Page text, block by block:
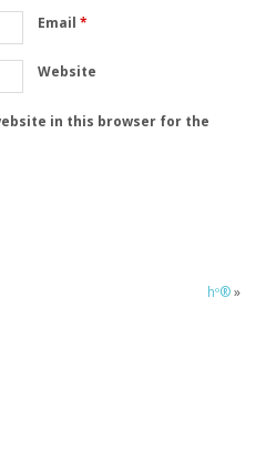
Email *
Website
in this browser for the
hº®»